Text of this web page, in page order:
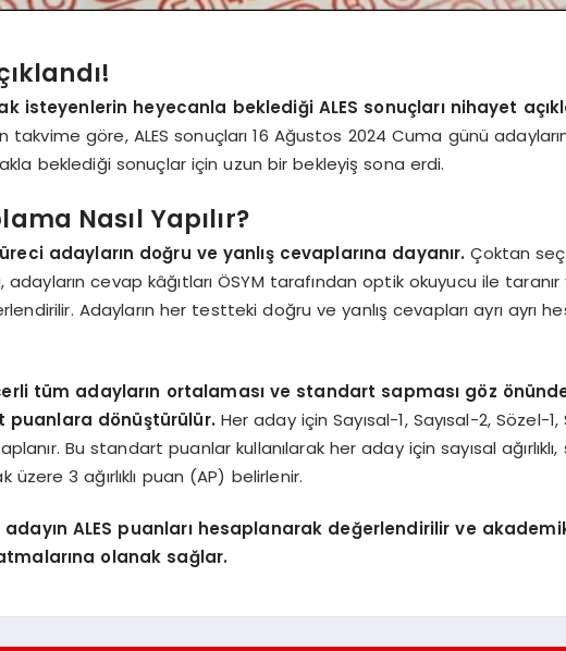
isteyenlerin heyecanla beklediği ALES sonuçları nihayet
takvime göre, ALES sonuçları 16 Ağustos 2024 Cuma günü
beklediği sonuçlar için uzun bir bekleyiş sona erdi.
Nasıl Yapılır?
adayların doğru ve yanlış cevaplarına dayanır. Çoktan
cevap kâğıtları ÖSYM tarafından optik okuyucu ile taranır
Adayların her testteki doğru ve yanlış cevapları ayrı ayrı
tüm adayların ortalaması ve standart sapması göz
dönüştürülür. Her aday için Sayısal-1, Sayısal-2, Sözel-
Bu standart puanlar kullanılarak her aday için sayısal ağırlıklı,
üzere 3 ağırlıklı puan (AP) belirlenir.
ALES puanları hesaplanarak değerlendirilir ve
olanak sağlar.